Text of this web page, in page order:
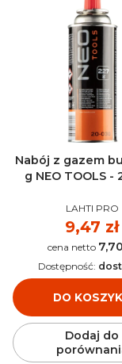
Nabój z gazem
g NEO TOOLS -
PRODUCENT
LAHTI PRO
Cena
9,47 zł
Cena
DO
Dostępność:
Dodaj do